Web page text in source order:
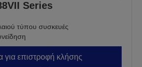
Series
τύπου συσκευές
για επιστροφή κλήσης